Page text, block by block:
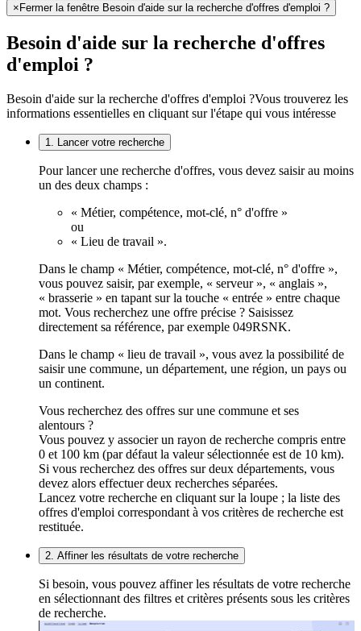
× Fermer la fenêtre Besoin d'aide sur la recherche d'offres d'emploi ?
Besoin d'aide sur la recherche d'offres
d'emploi ?
Besoin d'aide sur la recherche d'offres d'emploi ?Vous trouverez les
informations essentielles en cliquant sur l'étape qui vous intéresse
1. Lancer votre recherche
Pour lancer une recherche d'offres, vous devez saisir au moins
un des deux champs :
« Métier, compétence, mot-clé, n° d'offre »
ou
« Lieu de travail ».
Dans le champ « Métier, compétence, mot-clé, n° d'offre »,
vous pouvez saisir, par exemple, « serveur », « anglais »,
« brasserie » en tapant sur la touche « entrée » entre chaque
mot. Vous recherchez une offre précise ? Saisissez
directement sa référence, par exemple 049RSNK.
Dans le champ « lieu de travail », vous avez la possibilité de
saisir une commune, un département, une région, un pays ou
un continent.
Vous recherchez des offres sur une commune et ses
alentours ?
Vous pouvez y associer un rayon de recherche compris entre
0 et 100 km (par défaut la valeur sélectionnée est de 10 km).
Si vous recherchez des offres sur deux départements, vous
devez alors effectuer deux recherches séparées.
Lancez votre recherche en cliquant sur la loupe ; la liste des
offres d'emploi correspondant à vos critères de recherche est
restituée.
2. Affiner les résultats de votre recherche
Si besoin, vous pouvez affiner les résultats de votre recherche
en sélectionnant des filtres et critères présents sous les critères
de recherche.